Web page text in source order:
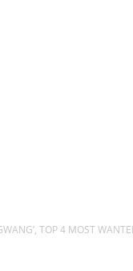
TOP 4 MOST